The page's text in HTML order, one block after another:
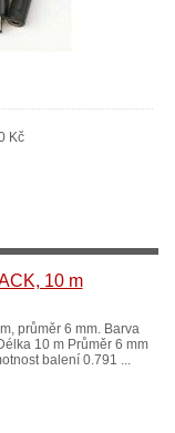
Kč
10 m
průměr 6 mm. Barva
10 m Průměr 6 mm
balení 0.791 ...